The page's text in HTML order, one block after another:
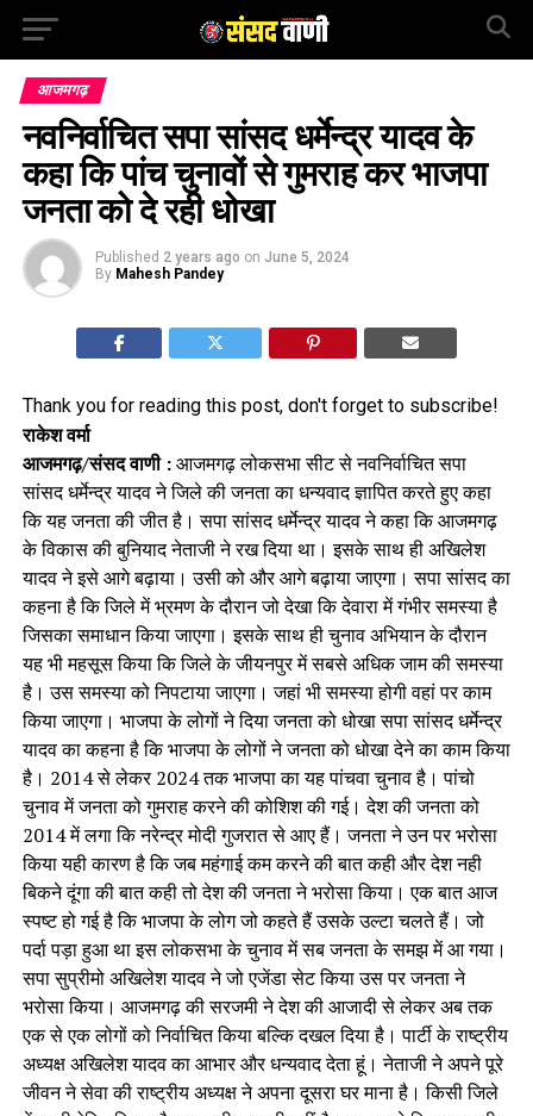
आजमगढ़
नवनिर्वाचित सपा सांसद धर्मेन्द्र यादव के
कहा कि पांच चुनावों से गुमराह कर भाजपा
जनता को दे रही धोखा
Published 2 years ago on June 5, 2024
By Mahesh Pandey
Thank you for reading this post, don't forget to subscribe!
राकेश वर्मा
आजमगढ़/संसद वाणी :आजमगढ़ लोकसभा सीट से नवनिर्वाचित सपा
सांसद धर्मेन्द्र यादव ने जिले की जनता का धन्यवाद ज्ञापित करते हुए कहा
कि यह जनता की जीत है। सपा सांसद धर्मेन्द्र यादव ने कहा कि आजमगढ़
के विकास की बुनियाद नेताजी ने रख दिया था। इसके साथ ही अखिलेश
यादव ने इसे आगे बढ़ाया। उसी को और आगे बढ़ाया जाएगा। सपा सांसद का
कहना है कि जिले में भ्रमण के दौरान जो देखा कि देवारा में गंभीर समस्या है
जिसका समाधान किया जाएगा। इसके साथ ही चुनाव अभियान के दौरान
यह भी महसूस किया कि जिले के जीयनपुर में सबसे अधिक जाम की समस्या
है। उस समस्या को निपटाया जाएगा। जहां भी समस्या होगी वहां पर काम
किया जाएगा। भाजपा के लोगों ने दिया जनता को धोखा सपा सांसद धर्मेन्द्र
यादव का कहना है कि भाजपा के लोगों ने जनता को धोखा देने का काम किया
है। 2014 से लेकर 2024 तक भाजपा का यह पांचवा चुनाव है। पांचो
चुनाव में जनता को गुमराह करने की कोशिश की गई। देश की जनता को
2014 में लगा कि नरेन्द्र मोदी गुजरात से आए हैं। जनता ने उन पर भरोसा
किया यही कारण है कि जब महंगाई कम करने की बात कही और देश नही
बिकने दूंगा की बात कही तो देश की जनता ने भरोसा किया। एक बात आज
स्पष्ट हो गई है कि भाजपा के लोग जो कहते हैं उसके उल्टा चलते हैं। जो
पर्दा पड़ा हुआ था इस लोकसभा के चुनाव में सब जनता के समझ में आ गया।
सपा सुप्रीमो अखिलेश यादव ने जो एजेंडा सेट किया उस पर जनता ने
भरोसा किया। आजमगढ़ की सरजमी ने देश की आजादी से लेकर अब तक
एक से एक लोगों को निर्वाचित किया बल्कि दखल दिया है। पार्टी के राष्ट्रीय
अध्यक्ष अखिलेश यादव का आभार और धन्यवाद देता हूं। नेताजी ने अपने पूरे
जीवन ने सेवा की राष्ट्रीय अध्यक्ष ने अपना दूसरा घर माना है। किसी जिले